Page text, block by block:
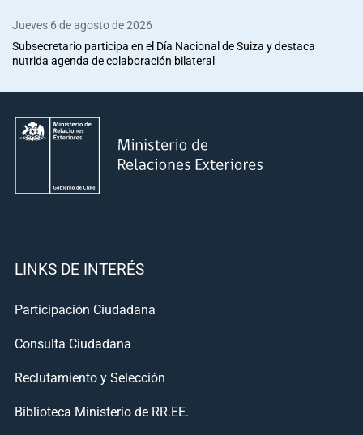
Jueves 6 de agosto de 2026
Subsecretario participa en el Día Nacional de Suiza y destaca
nutrida agenda de colaboración bilateral
LINKS DE INTERÉS
Participación Ciudadana
Consulta Ciudadana
Reclutamiento y Selección
Biblioteca Ministerio de RR.EE.